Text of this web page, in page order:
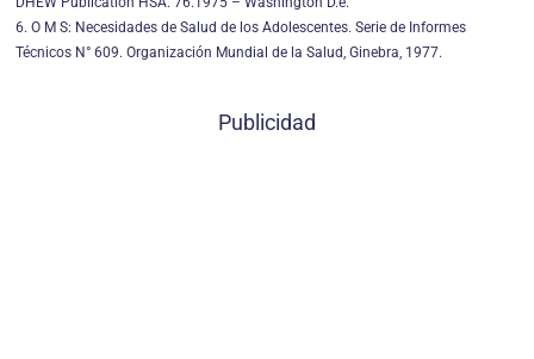
6. O M S: Necesidades de Salud de los Adolescentes. Serie de Informes
Técnicos N° 609. Organización Mundial de la Salud, Ginebra, 1977.
Publicidad